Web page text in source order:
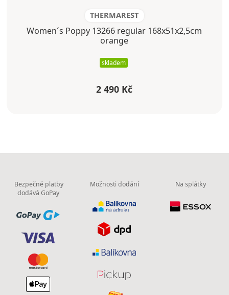
THERMAREST
Women´s Poppy 13266 regular 168x51x2,5cm
orange
skladem
2 490 Kč
Bezpečné platby
dodává GoPay
Možnosti dodání Na splátky